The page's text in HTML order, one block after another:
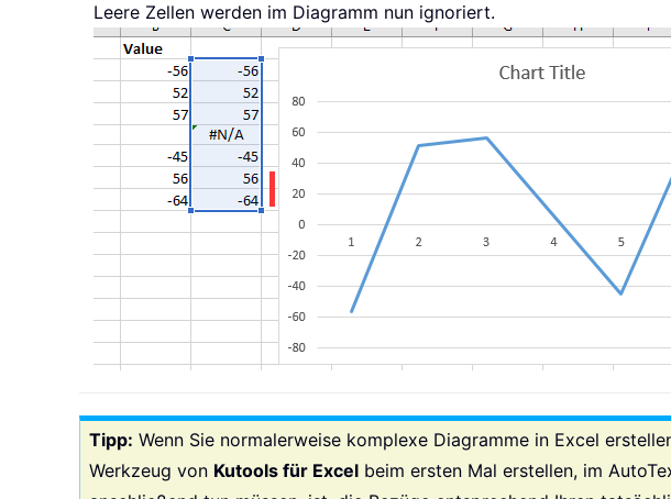
Leere Zellen werden im Diagramm nun ignoriert.
Tipp: Wenn Sie normalerweise komplexe Diagramme in Excel
Werkzeug von Kutools für Excel beim ersten Mal erstellen, im